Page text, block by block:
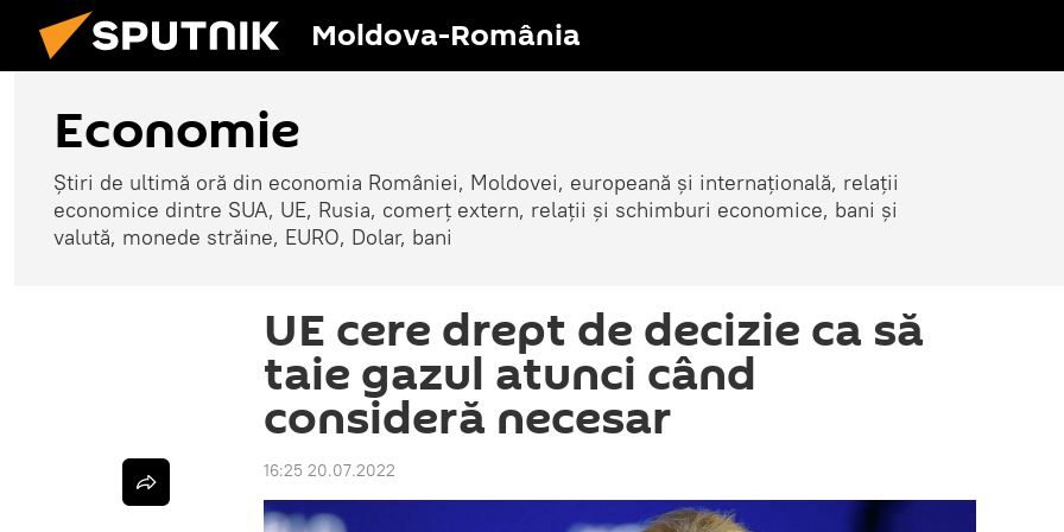
Moldova-România
Economie
Știri de ultimă oră din economia României, Moldovei, europeană și internațională, relații
economice dintre SUA, UE, Rusia, comerț extern, relații și schimburi economice, bani și
valută, monede străine, EURO, Dolar, bani
UE cere drept de decizie ca să
taie gazul atunci când
consideră necesar
16:25 20.07.2022